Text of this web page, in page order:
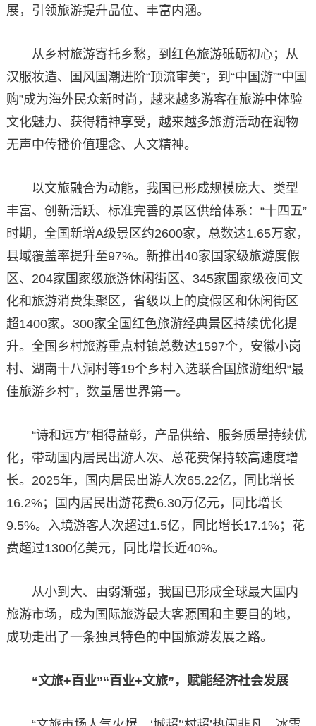
展，引领旅游提升品位、丰富内涵。
从乡村旅游寄托乡愁，到红色旅游砥砺初心；从
汉服妆造、国风国潮进阶“顶流审美”，到“中国游”“中国
购”成为海外民众新时尚，越来越多游客在旅游中体验
文化魅力、获得精神享受，越来越多旅游活动在润物
无声中传播价值理念、人文精神。
以文旅融合为动能，我国已形成规模庞大、类型
丰富、创新活跃、标准完善的景区供给体系：“十四五”
时期，全国新增A级景区约2600家，总数达1.65万家，
县域覆盖率提升至97%。新推出40家国家级旅游度假
区、204家国家级旅游休闲街区、345家国家级夜间文
化和旅游消费集聚区，省级以上的度假区和休闲街区
超1400家。300家全国红色旅游经典景区持续优化提
升。全国乡村旅游重点村镇总数达1597个，安徽小岗
村、湖南十八洞村等19个乡村入选联合国旅游组织“最
佳旅游乡村”，数量居世界第一。
“诗和远方”相得益彰，产品供给、服务质量持续优
化，带动国内居民出游人次、总花费保持较高速度增
长。2025年，国内居民出游人次65.22亿，同比增长
16.2%；国内居民出游花费6.30万亿元，同比增长
9.5%。入境游客人次超过1.5亿，同比增长17.1%；花
费超过1300亿美元，同比增长近40%。
从小到大、由弱渐强，我国已形成全球最大国内
旅游市场，成为国际旅游最大客源国和主要目的地，
成功走出了一条独具特色的中国旅游发展之路。
“文旅+百业”“百业+文旅”，赋能经济社会发展